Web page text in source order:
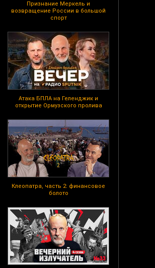
Признание Меркель и
возвращение России в большой
спорт
Атака БПЛА на Геленджик и
открытие Ормузского пролива
Клеопатра, часть 2: финансовое
болото